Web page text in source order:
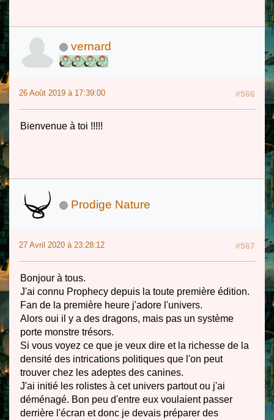
vernard
26 Août 2019 à 17:39:00 #566
Bienvenue à toi !!!!!
Prodige Nature
27 Avril 2020 à 23:28:12 #567
Bonjour à tous.
J'ai connu Prophecy depuis la toute première édition.
Fan de la première heure j'adore l'univers.
Alors oui il y a des dragons, mais pas un système
porte monstre trésors.
Si vous voyez ce que je veux dire et la richesse de la
densité des intrications politiques que l'on peut
trouver chez les adeptes des canines.
J'ai initié les rolistes à cet univers partout ou j'ai
déménagé. Bon peu d'entre eux voulaient passer
derrière l'écran et donc je devais préparer des